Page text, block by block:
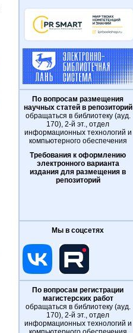
По вопросам размещения
научных статей в репозиторий
обращаться в библиотеку (ауд.
170), 2-й эт., отдел
информационных технологий и
компьютерного обеспечения
Требования к оформлению
электронного варианта
издания для размещения в
репозиторий
Мы в соцсетях
По вопросам регистрации
магистерских работ
обращаться в библиотеку (ауд.
170), 2-й эт., отдел
информационных технологий и